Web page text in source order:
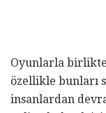
Oyunlarla birlikte
özellikle bunları
insanlardan